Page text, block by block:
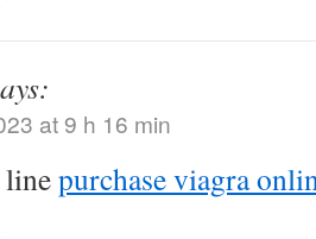
at 9 h 16 min
purchase viagra